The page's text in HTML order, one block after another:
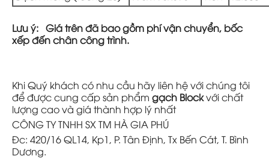
Lưu ý: Giá trên đã bao gồm phí vận chuyển, bốc
xếp đến chân công trình.
Khi Quý khách có nhu cầu hãy liên hệ với chúng tôi
để được cung cấp sản phẩm gạch Blockvới chất
lượng cao và giá thành hợp lý nhất
CÔNG TY TNHH SX TM HÀ GIA PHÚ
Đc: 420/16 QL14, Kp1, P. Tân Định, Tx Bến Cát, T. Bình
Dương.